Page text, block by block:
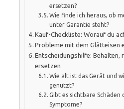
ersetzen?
Wie finde ich heraus, ob
unter Garantie steht?
Kauf-Checkliste: Worauf du
Probleme mit dem Glätteisen
Entscheidungshilfe: Behalten,
ersetzen
Wie alt ist das Gerät und
genutzt?
Gibt es sichtbare Schäden
Symptome?